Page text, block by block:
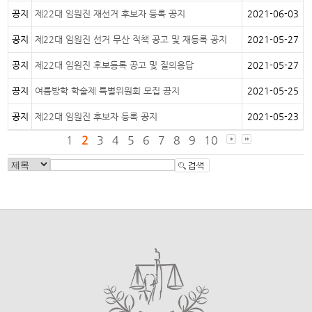
공지 제22대 임원진 재선거 후보자 등록 공지 2021-06-03
공지 제22대 임원진 선거 무산 직책 공고 및 재등록 공지 2021-05-27
공지 제22대 임원진 후보등록 공고 및 질의응답 2021-05-27
공지 여름방학 학술제 특별위원회 모집 공지 2021-05-25
공지 제22대 임원진 후보자 등록 공지 2021-05-23
1 2 3 4 5 6 7 8 9 10